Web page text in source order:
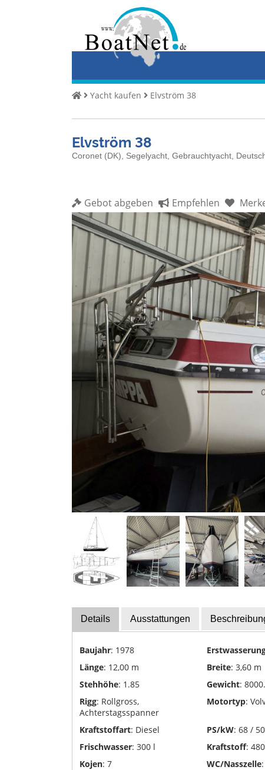
Verkäufer
Auktionen
Yachtmakler
Bootszubehör
Finanzierung
Gestohlene
Boote
Messekalender
Sachverständige
Sportbootschulen
Versicherungen
Recycling
Entsorgung
Yachttransporte
Yachtwerften
Yacht kaufen Elvström 38
Elvström 38
Coronet (DK), Segelyacht, Gebrauchtyacht,
Gebot abgeben Empfehlen
Details Ausstattungen
Baujahr: 1978
Länge: 12,00 m Breite: 3,60 m
Stehhöhe: 1.85 Gewicht:
Rigg: Rollgross,
Achterstagsspanner
Motortyp:
Kraftstoffart: Diesel PS/kW: 68 / 50
Frischwasser: 300 l Kraftstoff:
Kojen: 7 WC/Nasszelle: